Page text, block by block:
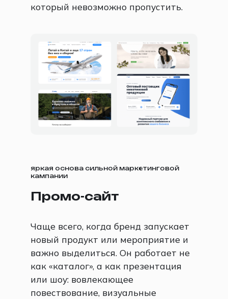
который невозможно пропустить.
яркая основа сильной маркетинговой
кампании
Промо-сайт
Чаще всего, когда бренд запускает
новый продукт или мероприятие и
важно выделиться. Он работает не
как «каталог», а как презентация
или шоу: вовлекающее
повествование, визуальные